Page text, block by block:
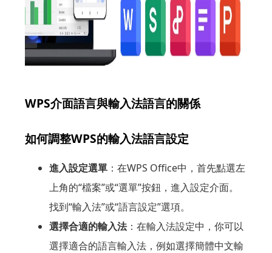
WPS介面語言與輸入法語言的關係
如何調整WPS的輸入法語言設定
進入設定選單：在WPS Office中，首先點選左
上角的“檔案”或“選單”按鈕，進入設定介面。
找到“輸入法”或“語言設定”選項。
選擇合適的輸入法：在輸入法設定中，你可以
選擇適合的語言輸入法，例如選擇簡體中文輸